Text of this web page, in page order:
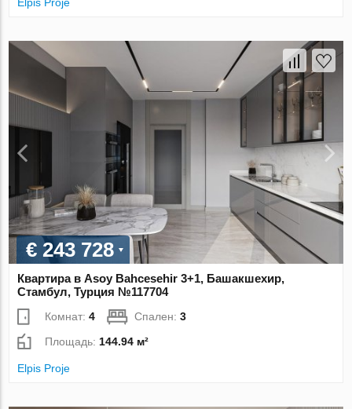
€ 243 728
Квартира в Asoy Bahcesehir 3+1, Башакшехир,
Стамбул, Турция №117704
Комнат:4 Спален:3
Площадь: 144.94 м²
Elpis Proje